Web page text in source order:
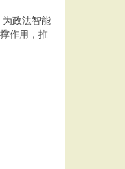
政法智能
作用，推